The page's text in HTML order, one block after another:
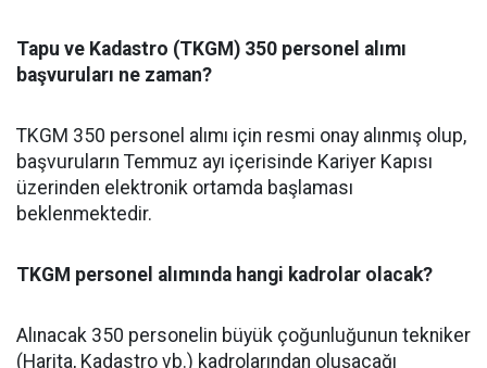
Tapu ve Kadastro (TKGM) 350 personel alımı
başvuruları ne zaman?
TKGM 350 personel alımı için resmi onay alınmış olup,
başvuruların Temmuz ayı içerisinde Kariyer Kapısı
üzerinden elektronik ortamda başlaması
beklenmektedir.
TKGM personel alımında hangi kadrolar olacak?
Alınacak 350 personelin büyük çoğunluğunun tekniker
(Harita, Kadastro vb.) kadrolarından oluşacağı